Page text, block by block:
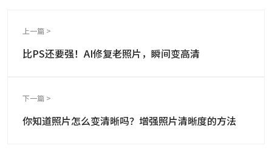
上一篇 >
比PS还要强！AI修复老照片，瞬间变高清
下一篇 >
你知道照片怎么变清晰吗？增强照片清晰度的方法